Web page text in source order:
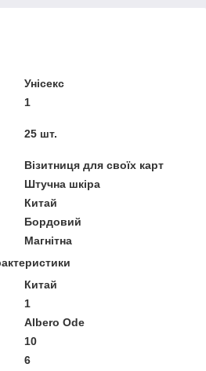
Унісекс
1
25 шт.
Візитниця для своїх карт
Штучна шкіра
Китай
Бордовий
Магнітна
Китай
1
Albero Ode
10
6